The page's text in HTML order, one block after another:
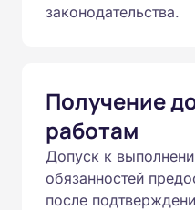
законодательства.
Получение
работам
Допуск к
обязанностей
после